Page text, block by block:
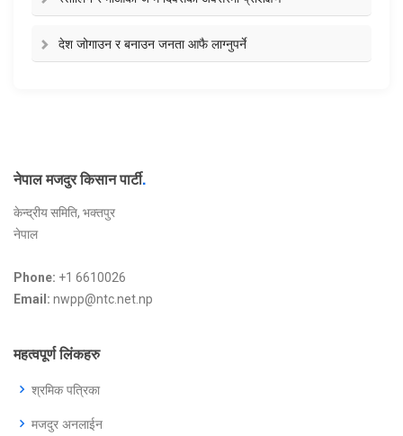
देश जोगाउन र बनाउन जनता आफै लाग्नुपर्ने
नेपाल मजदुर किसान पार्टी.
केन्द्रीय समिति, भक्तपुर
नेपाल
Phone: +1 6610026
Email: nwpp@ntc.net.np
महत्वपूर्ण लिंकहरु
श्रमिक पत्रिका
मजदुर अनलाईन